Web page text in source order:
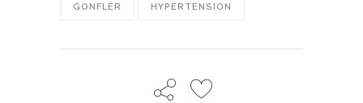
GONFLER HYPERTENSION